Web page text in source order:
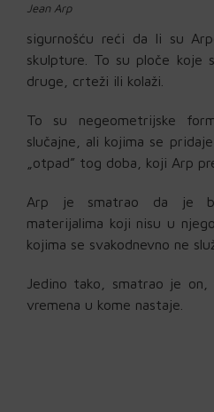
Jean Arp
sigurnošću reći da li su
skulpture. To su ploče koje
druge, crteži ili kolaži.
To su negeometrijske
slučajne, ali kojima se
„otpad” tog doba, koji Arp
Arp je smatrao da je
materijalima koji nisu u
kojima se svakodnevno ne
Jedino tako, smatrao je
vremena u kome nastaje.